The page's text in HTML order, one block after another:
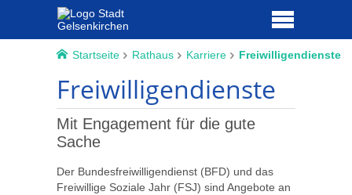
Startseite Rathaus Karriere Freiwilligendienste
Freiwilligendienste
Mit Engagement für die gute
Sache
Der Bundesfreiwilligendienst (BFD) und das
Freiwillige Soziale Jahr (FSJ) sind Angebote an